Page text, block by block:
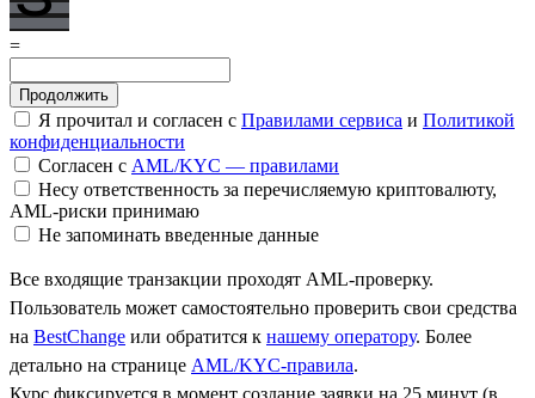
=
Я прочитал и согласен с Правилами сервиса и Политикой
конфиденциальности
Согласен с AML/KYC — правилами
Несу ответственность за перечисляемую криптовалюту,
AML-риски принимаю
Не запоминать введенные данные
Все входящие транзакции проходят AML-проверку.
Пользователь может самостоятельно проверить свои средства
на BestChange или обратится к нашему оператору. Более
детально на странице AML/KYC-правила.
Курс фиксируется в момент создание заявки на 25 минут (в